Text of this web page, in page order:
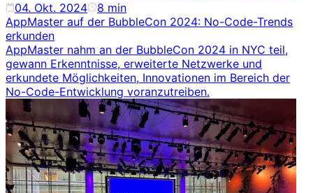
04. Okt. 2024 8 min
AppMaster auf der BubbleCon 2024: No-Code-Trends
erkunden
AppMaster nahm an der BubbleCon 2024 in NYC teil,
gewann Erkenntnisse, erweiterte Netzwerke und
erkundete Möglichkeiten, Innovationen im Bereich der
No-Code-Entwicklung voranzutreiben.